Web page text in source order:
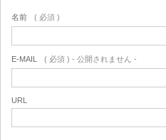
名前 ( 必須 )
E-MAIL ( 必須 ) - 公開されません -
URL